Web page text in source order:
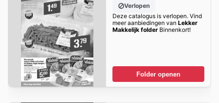
Verlopen
Deze catalogus is verlopen. Vind
meer aanbiedingen van Lekker
Makkelijk folderBinnenkort!
Folder openen